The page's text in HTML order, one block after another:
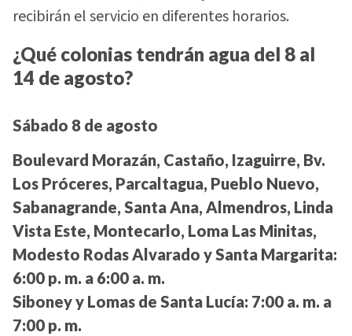
recibirán el servicio en diferentes horarios.
¿Qué colonias tendrán agua del 8 al
14 de agosto?
Sábado 8 de agosto
Boulevard Morazán, Castaño, Izaguirre, Bv.
Los Próceres, Parcaltagua, Pueblo Nuevo,
Sabanagrande, Santa Ana, Almendros, Linda
Vista Este, Montecarlo, Loma Las Minitas,
Modesto Rodas Alvarado y Santa Margarita:
6:00 p. m. a 6:00 a. m.
Siboney y Lomas de Santa Lucía: 7:00 a. m. a
7:00 p. m.